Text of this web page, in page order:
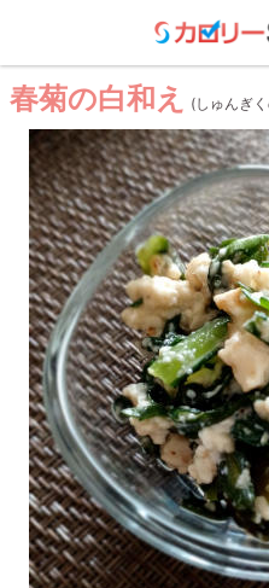
春菊の白和え (しゅんぎ